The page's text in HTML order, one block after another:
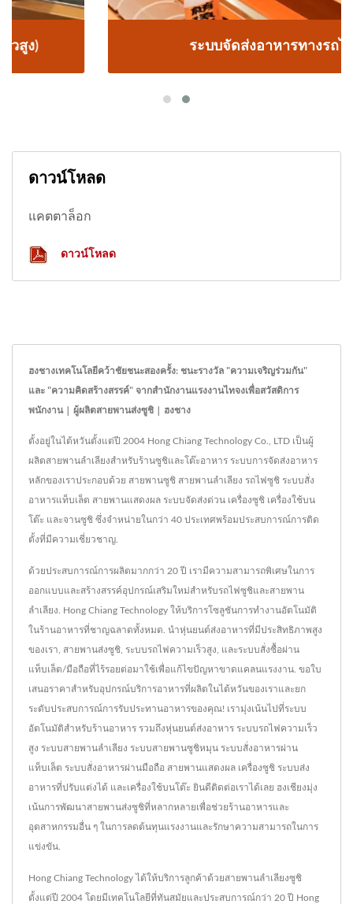
ระบบจัดส่งอาหารทางรถไฟ
ดาวน์โหลด
แคตตาล็อก
ดาวน์โหลด
ฮงชางเทคโนโลยีคว้าชัยชนะสองครั้ง: ชนะรางวัล "ความเจริญร่วมกัน"
และ "ความคิดสร้างสรรค์" จากสำนักงานแรงงานไทจงเพื่อสวัสดิการ
พนักงาน | ผู้ผลิตสายพานส่งซูชิ | ฮงชาง
ตั้งอยู่ในไต้หวันตั้งแต่ปี 2004 Hong Chiang Technology Co., LTD เป็นผู้
ผลิตสายพานลำเลียงสำหรับร้านซูชิและโต๊ะอาหาร ระบบการจัดส่งอาหาร
หลักของเราประกอบด้วย สายพานซูชิ สายพานลำเลียง รถไฟซูชิ ระบบสั่ง
อาหารแท็บเล็ต สายพานแสดงผล ระบบจัดส่งด่วน เครื่องซูชิ เครื่องใช้บน
โต๊ะ และจานซูชิ ซึ่งจำหน่ายในกว่า 40 ประเทศพร้อมประสบการณ์การติด
ตั้งที่มีความเชี่ยวชาญ.
ด้วยประสบการณ์การผลิตมากกว่า 20 ปี เรามีความสามารถพิเศษในการ
ออกแบบและสร้างสรรค์อุปกรณ์เสริมใหม่สำหรับรถไฟซูชิและสายพาน
ลำเลียง. Hong Chiang Technology ให้บริการโซลูชันการทำงานอัตโนมัติ
ในร้านอาหารที่ชาญฉลาดทั้งหมด. นำหุ่นยนต์ส่งอาหารที่มีประสิทธิภาพสูง
ของเรา, สายพานส่งซูชิ, ระบบรถไฟความเร็วสูง, และระบบสั่งซื้อผ่าน
แท็บเล็ต/มือถือที่ไร้รอยต่อมาใช้เพื่อแก้ไขปัญหาขาดแคลนแรงงาน. ขอใบ
เสนอราคาสำหรับอุปกรณ์บริการอาหารที่ผลิตในไต้หวันของเราและยก
ระดับประสบการณ์การรับประทานอาหารของคุณ! เรามุ่งเน้นไปที่ระบบ
อัตโนมัติสำหรับร้านอาหาร รวมถึงหุ่นยนต์ส่งอาหาร ระบบรถไฟความเร็ว
สูง ระบบสายพานลำเลียง ระบบสายพานซูชิหมุน ระบบสั่งอาหารผ่าน
แท็บเล็ต ระบบสั่งอาหารผ่านมือถือ สายพานแสดงผล เครื่องซูชิ ระบบส่ง
อาหารที่ปรับแต่งได้ และเครื่องใช้บนโต๊ะ ยินดีติดต่อเราได้เลย ฮงเชียงมุ่ง
เน้นการพัฒนาสายพานส่งซูชิที่หลากหลายเพื่อช่วยร้านอาหารและ
อุตสาหกรรมอื่น ๆ ในการลดต้นทุนแรงงานและรักษาความสามารถในการ
แข่งขัน.
Hong Chiang Technology ได้ให้บริการลูกค้าด้วยสายพานลำเลียงซูชิ
ตั้งแต่ปี 2004 โดยมีเทคโนโลยีที่ทันสมัยและประสบการณ์กว่า 20 ปี Hong